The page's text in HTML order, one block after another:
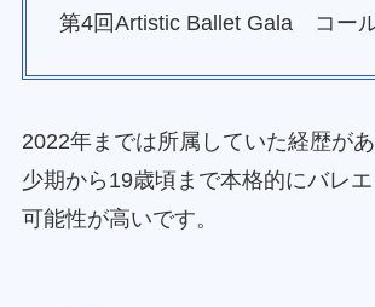
第4回Artistic Ballet Gala コー
2022年までは所属していた経歴が
少期から19歳頃まで本格的にバレ
可能性が高いです。